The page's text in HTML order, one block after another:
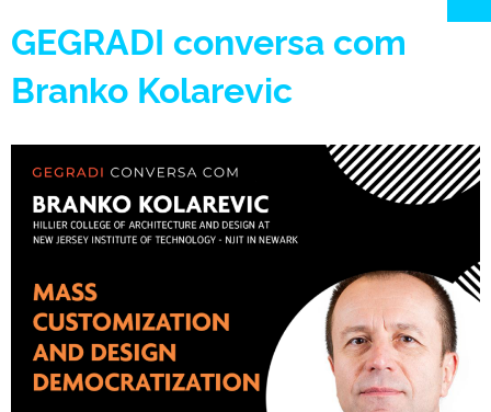
GEGRADI conversa com
Branko Kolarevic